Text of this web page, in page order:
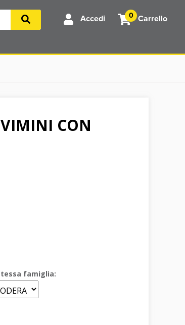
Carrello
0
Accedi
CON
famiglia: